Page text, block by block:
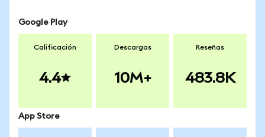
Google Play
Calificación
4.4
Descargas
10M+
Reseñas
483.8K
App Store